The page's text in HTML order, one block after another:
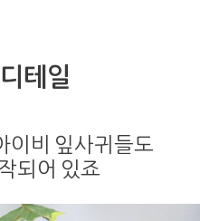
테일
이비 잎사귀들도
되어 있죠